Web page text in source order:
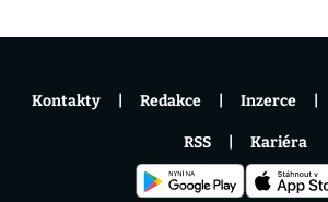
Kontakty Redakce Inzerce
RSS Kariéra